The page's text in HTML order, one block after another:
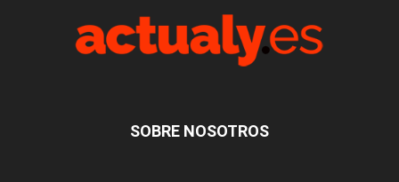
SOBRE NOSOTROS